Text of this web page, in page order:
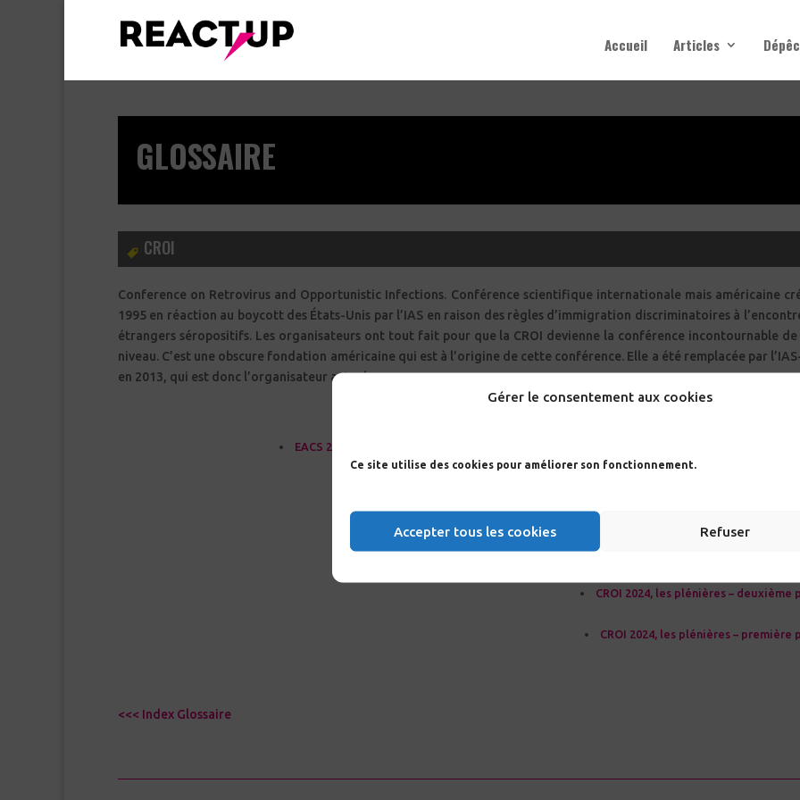
Gérer le consentement aux cookies
Ce site utilise des cookies pour améliorer son fonctionnement.
Accepter tous les cookies Refuser
Accueil Articles
GLOSSAIRE
CROI
Conference on Retrovirus and Opportunistic Infections. Conférence scientifique internationale mais américaine
1995 en réaction au boycott des États-Unis par l’IAS en raison des règles d’immigration discriminatoires à
étrangers séropositifs. Les organisateurs ont tout fait pour que la CROI devienne la conférence incontournable de
niveau. C’est une obscure fondation américaine qui est à l’origine de cette conférence. Elle a été remplacée par
en 2013, qui est donc l’organisateur actuel.
EACS 2025 – Partie 1 : désengagement politique, crise des financements et nouvelles
Trans et VIH : données récentes, enjeux spécifiques – première
CROI 2024, les plénières – deuxième
CROI 2024, les plénières – première
<<< Index Glossaire